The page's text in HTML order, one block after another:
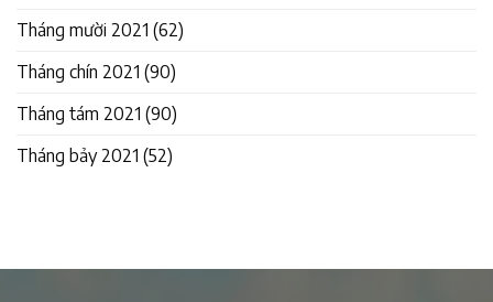
Tháng mười 2021 (62)
Tháng chín 2021 (90)
Tháng tám 2021 (90)
Tháng bảy 2021 (52)